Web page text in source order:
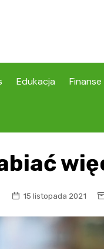
Edukacja Finanse
15 listopada 2021